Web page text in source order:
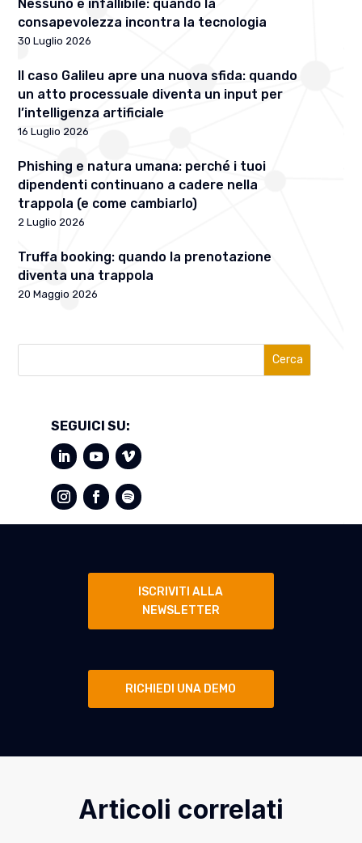
Nessuno è infallibile: quando la
consapevolezza incontra la tecnologia
30 Luglio 2026
Il caso Galileu apre una nuova sfida: quando
un atto processuale diventa un input per
l’intelligenza artificiale
16 Luglio 2026
Phishing e natura umana: perché i tuoi
dipendenti continuano a cadere nella
trappola (e come cambiarlo)
2 Luglio 2026
Truffa booking: quando la prenotazione
diventa una trappola
20 Maggio 2026
Cerca
SEGUICI SU:
ISCRIVITI ALLA
NEWSLETTER
RICHIEDI UNA DEMO
Articoli correlati